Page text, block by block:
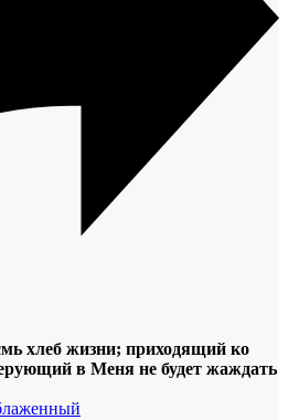
хлеб жизни; приходящий ко
в Меня не будет жаждать